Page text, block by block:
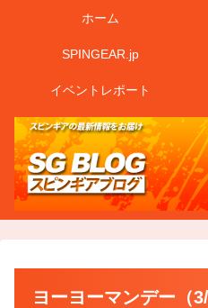
ホーム
SPINGEAR.jp
イベントレポート
ヨーヨーマンデー（3/